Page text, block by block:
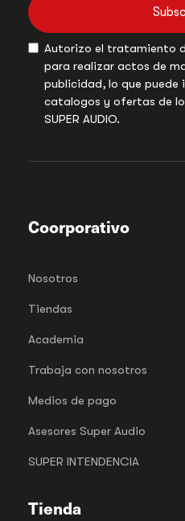
Autorizo el tratamiento
para realizar actos de
publicidad, lo que puede
catalogos y ofertas de
SUPER AUDIO.
Coorporativo
Nosotros
Tiendas
Academia
Trabaja con nosotros
Medios de pago
Asesores Super Audio
SUPER INTENDENCIA
Tienda